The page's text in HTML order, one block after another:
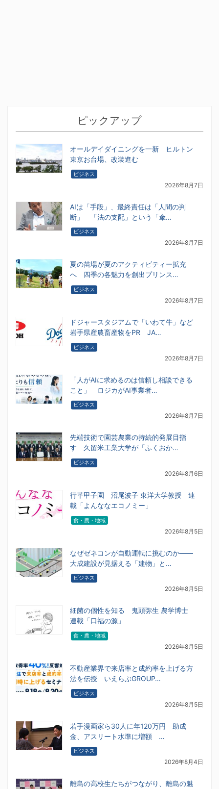
ピックアップ
オールデイダイニングを一新 ヒルトン
東京お台場、改装進む
ビジネス
2026年8月7日
AIは「手段」、最終責任は「人間の判
断」 「法の支配」という「傘…
ビジネス
2026年8月7日
夏の苗場が夏のアクティビティー拡充
へ 四季の各魅力を創出プリンス…
ビジネス
2026年8月7日
ドジャースタジアムで「いわて牛」など
岩手県産農畜産物をPR JA…
ビジネス
2026年8月7日
「人がAIに求めるのは信頼し相談できる
こと」 ロジカがAI事業者…
ビジネス
2026年8月7日
先端技術で園芸農業の持続的発展目指
す 久留米工業大学が「ふくおか…
ビジネス
2026年8月6日
行革甲子園 沼尾波子 東洋大学教授 連
載「よんななエコノミー」
食・農・地域
2026年8月5日
なぜゼネコンが自動運転に挑むのか――
大成建設が見据える「建物」と…
ビジネス
2026年8月5日
細菌の個性を知る 鬼頭弥生 農学博士
連載「口福の源」
食・農・地域
2026年8月5日
不動産業界で来店率と成約率を上げる方
法を伝授 いえらぶGROUP…
ビジネス
2026年8月5日
若手漫画家ら30人に年120万円 助成
金、アスリート水準に増額 …
ビジネス
2026年8月4日
離島の高校生たちがつながり、離島の魅